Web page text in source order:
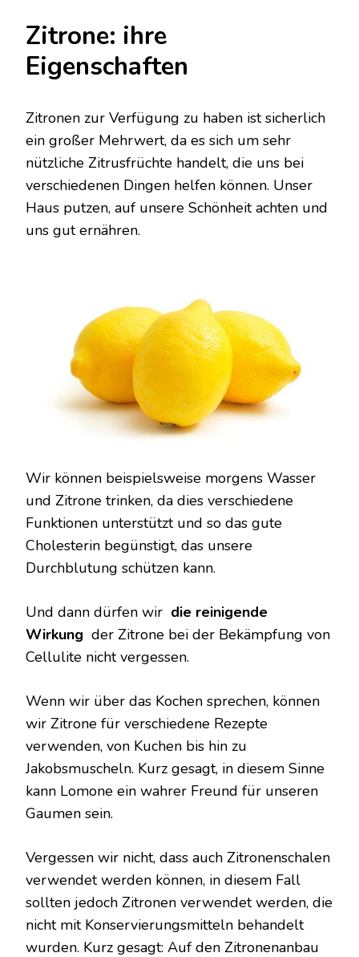
Zitrone: ihre
Eigenschaften
Zitronen zur Verfügung zu haben ist sicherlich
ein großer Mehrwert, da es sich um sehr
nützliche Zitrusfrüchte handelt, die uns bei
verschiedenen Dingen helfen können. Unser
Haus putzen, auf unsere Schönheit achten und
uns gut ernähren.
Wir können beispielsweise morgens Wasser
und Zitrone trinken, da dies verschiedene
Funktionen unterstützt und so das gute
Cholesterin begünstigt, das unsere
Durchblutung schützen kann.
Und dann dürfen wir die reinigende
Wirkung der Zitrone bei der Bekämpfung von
Cellulite nicht vergessen.
Wenn wir über das Kochen sprechen, können
wir Zitrone für verschiedene Rezepte
verwenden, von Kuchen bis hin zu
Jakobsmuscheln. Kurz gesagt, in diesem Sinne
kann Lomone ein wahrer Freund für unseren
Gaumen sein.
Vergessen wir nicht, dass auch Zitronenschalen
verwendet werden können, in diesem Fall
sollten jedoch Zitronen verwendet werden, die
nicht mit Konservierungsmitteln behandelt
wurden. Kurz gesagt: Auf den Zitronenanbau